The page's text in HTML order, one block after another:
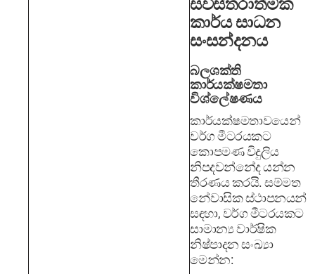
සවිස්තරාත්මක
කාර්ය සාධන
සංසන්දනය
බලශක්ති
කාර්යක්ෂමතා
විශ්ලේෂණය
කාර්යක්ෂමතාවයෙන්
වර්ග මීටරයකට
කොපමණ විදුලිය
නිපදවන්නේද යන්න
තීරණය කරයි. සම්මත
නේවාසික ස්ථාපනයන්
සඳහා, වර්ග මීටරයකට
සාමාන්‍ය වාර්ෂික
නිෂ්පාදන සංඛ්‍යා
මෙන්න: